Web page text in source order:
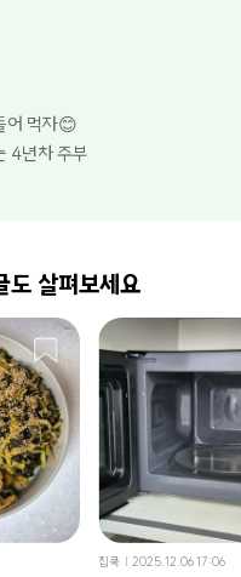
어 먹자😊
4년차 주부
도 살펴보세요
집쿡 2025.12.06 17:06